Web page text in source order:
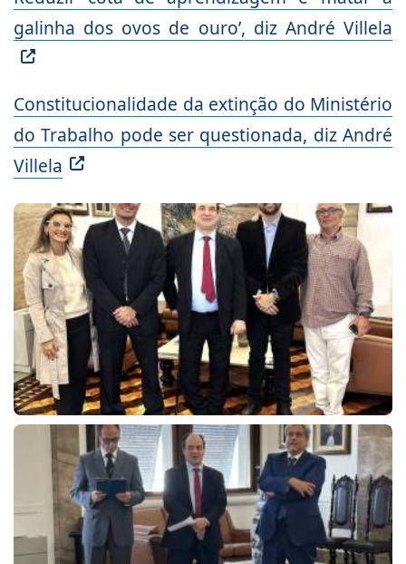
galinha dos ovos de ouro’, diz André Villela
Constitucionalidade da extinção do Ministério
do Trabalho pode ser questionada, diz André
Villela